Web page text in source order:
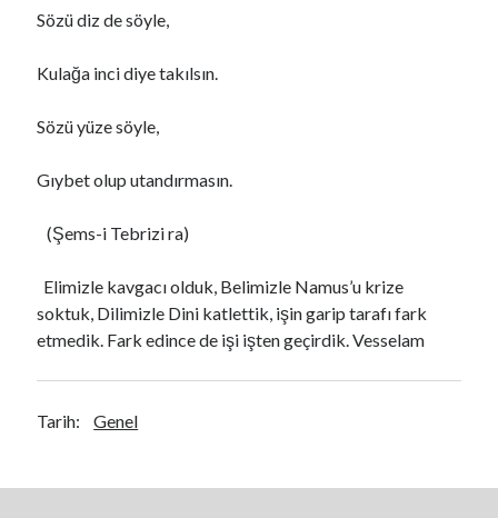
Sözü diz de söyle,
Kulağa inci diye takılsın.
Sözü yüze söyle,
Gıybet olup utandırmasın.
(Şems-i Tebrizi ra)
Elimizle kavgacı olduk, Belimizle Namus’u krize
soktuk, Dilimizle Dini katlettik, işin garip tarafı fark
etmedik. Fark edince de işi işten geçirdik. Vesselam
Tarih: Genel